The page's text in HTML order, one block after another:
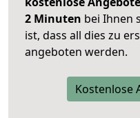
2 Minuten bei Ihnen
ist, dass all dies zu
angeboten werden.
Kostenlose